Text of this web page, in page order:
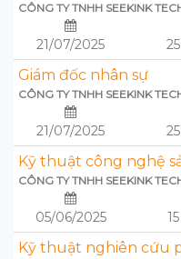
CÔNG TY TNHH SEEKINK
21/07/2025
Giám đốc nhân sự
CÔNG TY TNHH SEEKINK
21/07/2025
Kỹ thuật công nghệ
CÔNG TY TNHH SEEKINK
05/06/2025
Kỹ thuật nghiên cứu